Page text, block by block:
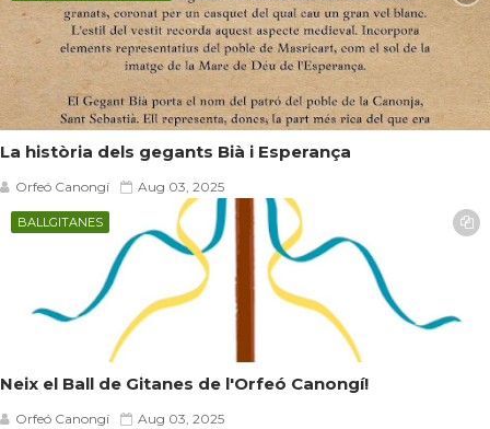
La història dels gegants Bià i Esperança
Orfeó Canongí Aug 03, 2025
BALLGITANES
Neix el Ball de Gitanes de l'Orfeó Canongí!
Orfeó Canongí Aug 03, 2025